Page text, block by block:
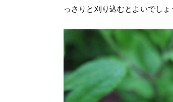
っさりと刈り込むとよいでしょ